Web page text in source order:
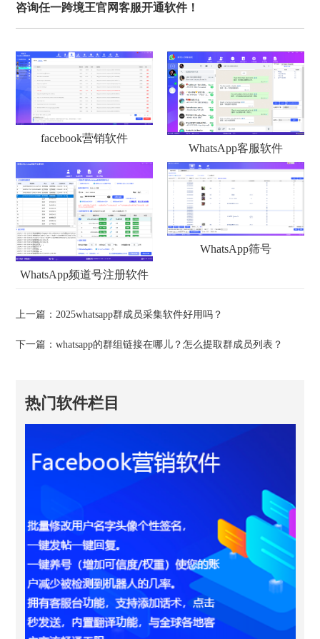
咨询任一跨境王官网客服开通软件！
facebook营销软件
WhatsApp客服软件
WhatsApp频道号注册软件
WhatsApp筛号
上一篇： 2025whatsapp群成员采集软件好用吗？
下一篇：whatsapp的群组链接在哪儿？怎么提取群成员列表？
热门软件栏目